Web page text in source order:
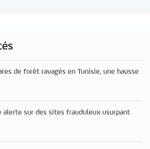
de forêt ravagés en Tunisie, une hausse
alerte sur des sites frauduleux usurpant